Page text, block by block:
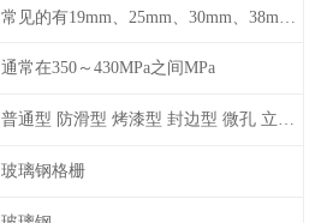
通常在350～430MPa之间MPa
普通型 防滑型 ‌烤漆型 封边型 ‌微孔 立体 加砂覆面型 平面型
玻璃钢格栅